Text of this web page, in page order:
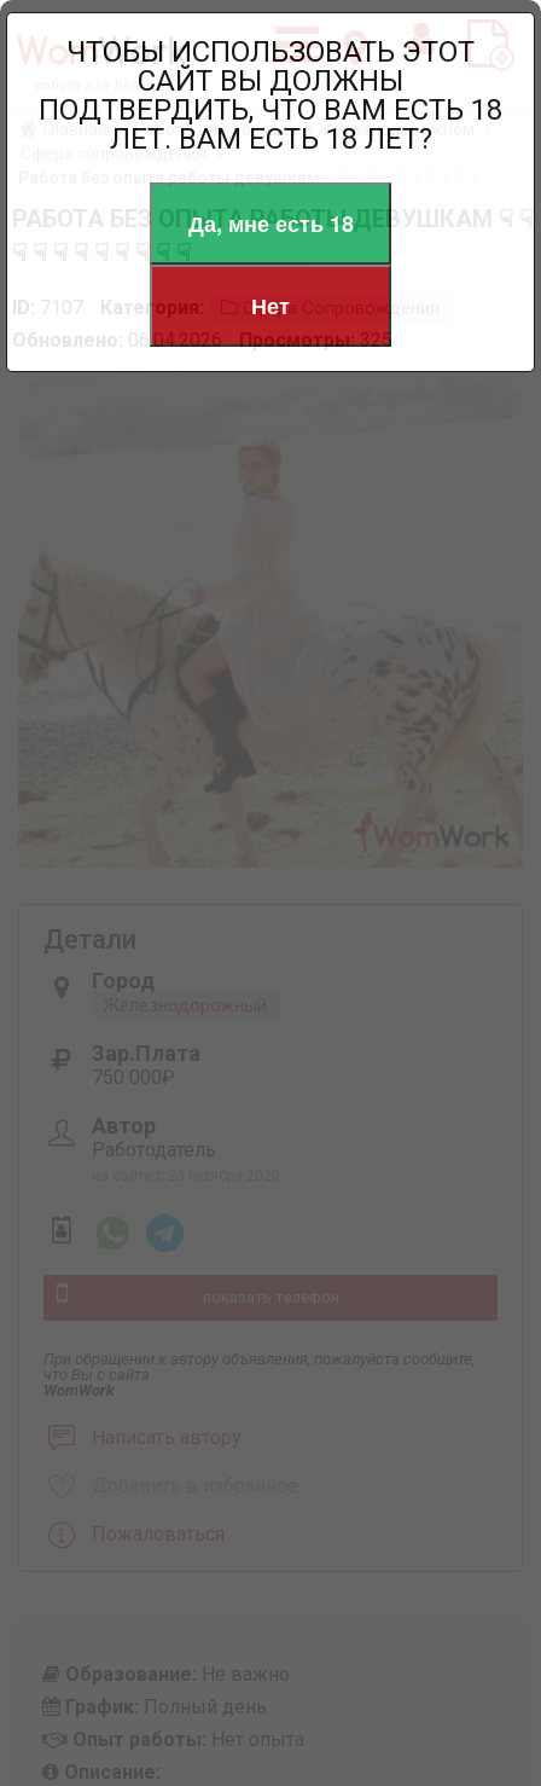
работа для девушек
Главная
Работа для девушек в Железнодорожном
Сфера сопровождения
РАБОТА БЕЗ ОПЫТА РАБОТЫ ДЕВУШКАМ ☟ ☟
ID: 7107 Категория: Сфера Сопровождения
Обновлено: 06.04.2026 Просмотры:325
Детали
Город
Железнодорожный
Зар.плата
750 000₽
Автор
Работодатель
показать телефон
При обращении к автору объявления, пожалуйста сообщите,
что Вы с сайта
WomWork
Написать автору
Пожаловаться
Образование: Не важно
График: Полный день
Опыт работы: Нет опыта
Описание:
ЧТОБЫ ИСПОЛЬЗОВАТЬ ЭТОТ
САЙТ ВЫ ДОЛЖНЫ
ПОДТВЕРДИТЬ, ЧТО ВАМ ЕСТЬ 18
ЛЕТ. ВАМ ЕСТЬ 18 ЛЕТ?
Да, мне есть 18
Нет